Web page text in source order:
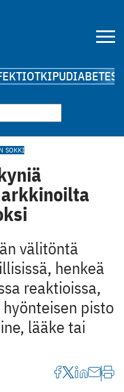
KIPUDIABETES
SOKKI
välitöntä
henkeä
reaktioissa,
pisto
lääke tai